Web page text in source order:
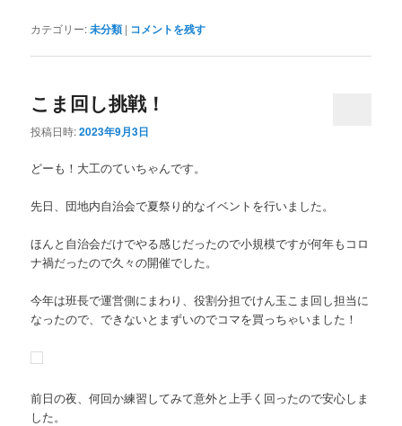
カテゴリー:未分類 | コメントを残す
こま回し挑戦！
投稿日時:2023年9月3日
どーも！大工のていちゃんです。
先日、団地内自治会で夏祭り的なイベントを行いました。
ほんと自治会だけでやる感じだったので小規模ですが何年もコロ
ナ禍だったので久々の開催でした。
今年は班長で運営側にまわり、役割分担でけん玉こま回し担当に
なったので、できないとまずいのでコマを買っちゃいました！
前日の夜、何回か練習してみて意外と上手く回ったので安心しま
した。